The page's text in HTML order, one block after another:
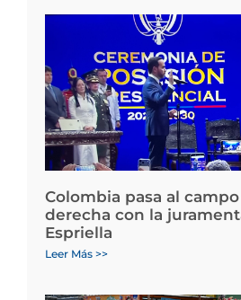
Colombia pasa al
derecha con la
Espriella
Leer Más >>